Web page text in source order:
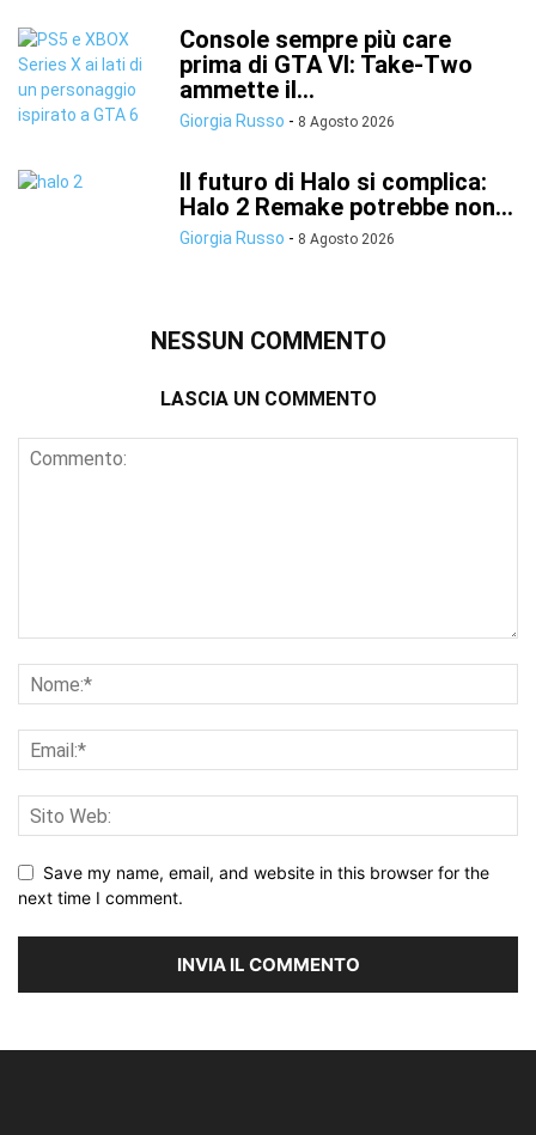
Console sempre più care
prima di GTA VI: Take-Two
ammette il...
Giorgia Russo - 8 Agosto 2026
Il futuro di Halo si complica:
Halo 2 Remake potrebbe non...
Giorgia Russo - 8 Agosto 2026
NESSUN COMMENTO
LASCIA UN COMMENTO
Save my name, email, and website in this browser for the
next time I comment.